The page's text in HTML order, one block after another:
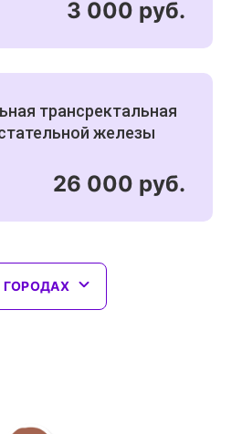
3 000 руб.
трансректальная
железы
26 000 руб.
ГОРОДАХ